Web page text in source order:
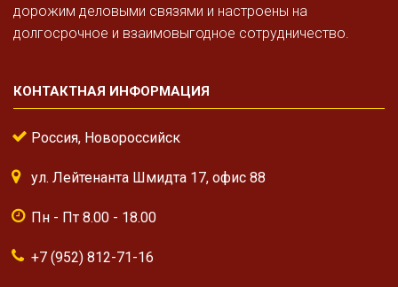
дорожим деловыми связями и настроены на
долгосрочное и взаимовыгодное сотрудничество.
КОНТАКТНАЯ ИНФОРМАЦИЯ
Россия, Новороссийск
ул. Лейтенанта Шмидта 17, офис 88
Пн - Пт 8.00 - 18.00
+7 (952) 812-71-16